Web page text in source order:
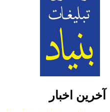
آخرین اخبار